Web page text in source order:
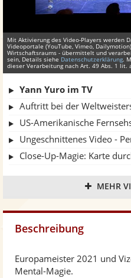
Mit Aktivierung des Video-Players werden
Videoportale (YouTube, Vimeo,
Wirtschaftsraums - übermittelt und
sein, Details siehe Datenschutzerklärung.
dieser Verarbeitung nach Art. 49 Abs. 1 lit.
Yann Yuro im TV
Auftritt bei der
US-Amerikanische
Ungeschnittenes Video -
Close-Up-Magie: Karte
MEHR
Beschreibung
Europameister 2021 und
Mental-Magie.